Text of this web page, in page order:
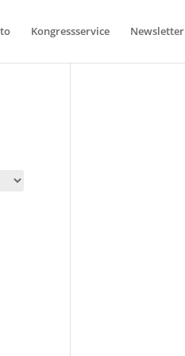
Kongressservice Newsletter